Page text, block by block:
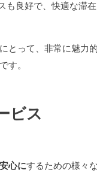
も良好で、快適な滞
とって、非常に魅力
す。
ビス
心にするための様々